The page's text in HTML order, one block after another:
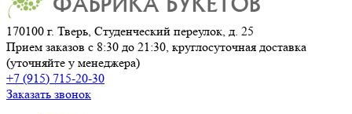
170100 г. Тверь, Студенческий переулок, д. 25
Прием заказов с 8:30 до 21:30, круглосуточная доставка
(уточняйте у менеджера)
+7 (915) 715-20-30
Заказать звонок